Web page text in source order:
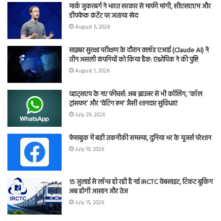
मार्क जुकरबर्ग ने भारत सरकार से माफी मांगी, सीएसएएम और
डीपफेक कंटेंट पर जताया खेद
August 5, 2026
साइबर सुरक्षा परीक्षण के दौरान क्लॉड एआई (Claude AI) ने
तीन असली कंपनियों को किया हैक: एंथ्रोपिक ने की पुष्टि
August 1, 2026
व्हाट्सएप के नए फीचर्स: अब ब्राउजर से भी कॉलिंग, ‘कॉल
ट्रांसफर’ और ‘वेटिंग रूम’ जैसी शानदार सुविधाएं
July 29, 2026
फेसबुक में बड़ी तकनीकी समस्या, दुनिया भर के यूजर्स परेशान
July 19, 2026
15 जुलाई से लॉन्च हो रही है नई IRCTC वेबसाइट, टिकट बुकिंग
अब होगी आसान और तेज
July 15, 2026